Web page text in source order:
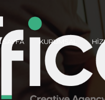
SAYFA KURUMSAL